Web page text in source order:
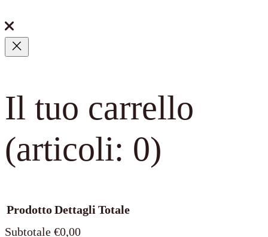
Il tuo carrello
(articoli: 0)
ProdottoDettagliTotale
Subtotale €0,00